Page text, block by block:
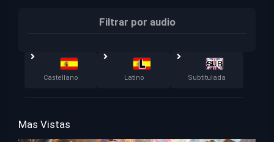
Filtrar por audio
Castellano Latino Subtitulada
Mas Vistas